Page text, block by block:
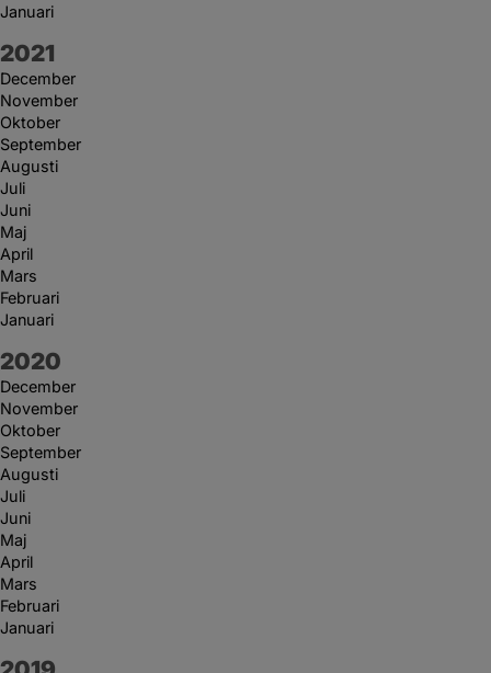
Januari
År:
2021
December
November
Oktober
September
Augusti
Juli
Juni
Maj
April
Mars
Februari
Januari
År:
2020
December
November
Oktober
September
Augusti
Juli
Juni
Maj
April
Mars
Februari
Januari